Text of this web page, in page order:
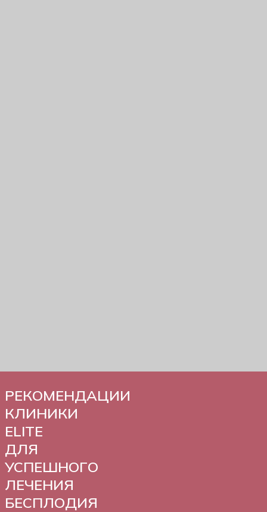
РЕКОМЕНДАЦИИ
КЛИНИКИ
ELITE
ДЛЯ
УСПЕШНОГО
ЛЕЧЕНИЯ
БЕСПЛОДИЯ